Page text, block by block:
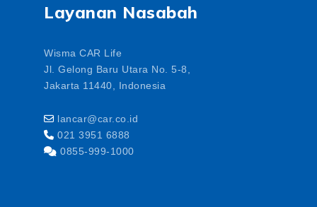
Layanan Nasabah
Wisma CAR Life
Jl. Gelong Baru Utara No. 5-8,
Jakarta 11440, Indonesia
lancar@car.co.id
021 3951 6888
0855-999-1000